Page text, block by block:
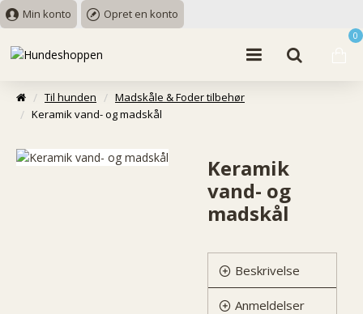
Min konto Opret en konto
0
Til hunden
Madskåle & Foder tilbehør
Keramik vand- og madskål
Keramik
vand- og
madskål
Beskrivelse
Anmeldelser